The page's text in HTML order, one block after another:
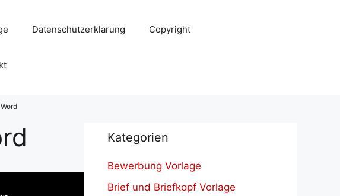
Datenschutzerklarung Copyright
Kategorien
Bewerbung Vorlage
Brief und Briefkopf Vorlage